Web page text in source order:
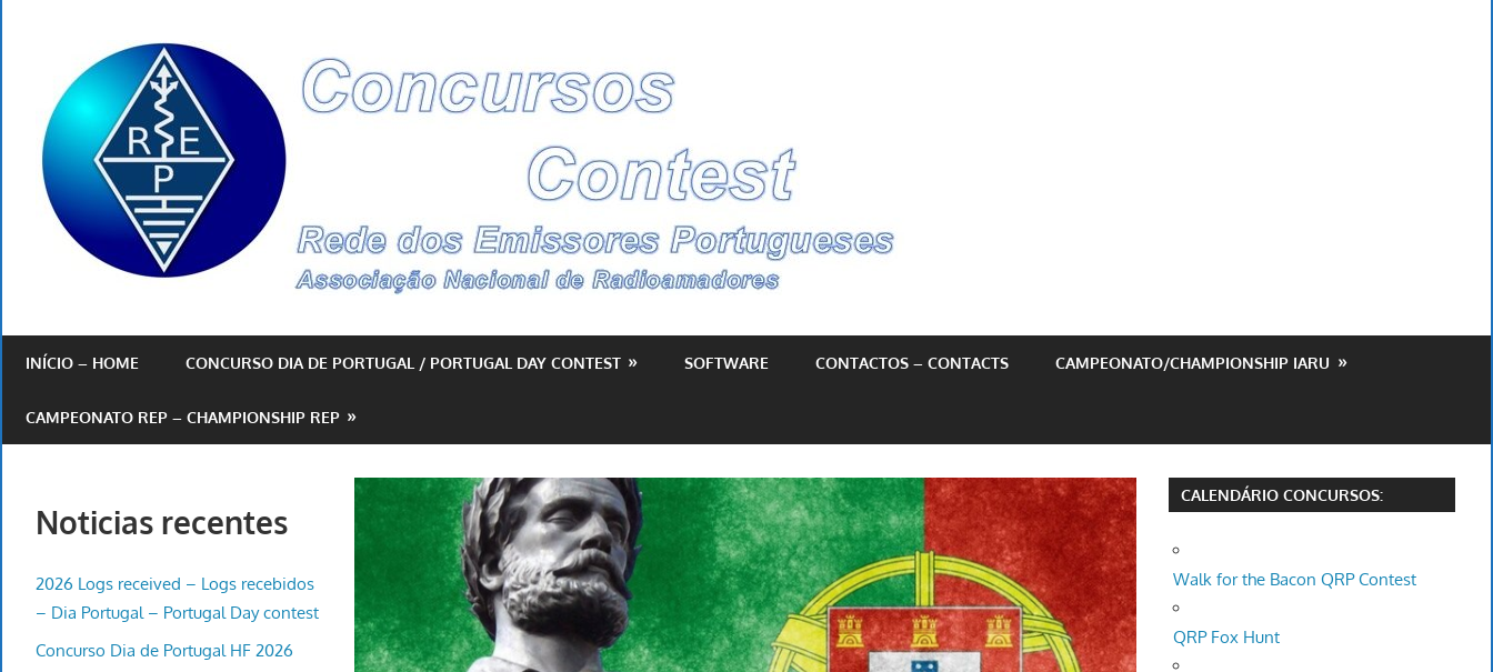
INÍCIO – HOME CONCURSO DIA DE PORTUGAL / PORTUGAL DAY CONTEST SOFTWARE CONTACTOS – CONTACTS CAMPEONATO/CHAMPIONSHIP IARU
CAMPEONATO REP – CHAMPIONSHIP REP
Noticias recentes
2026 Logs received – Logs recebidos
– Dia Portugal – Portugal Day contest
Concurso Dia de Portugal HF 2026
CALENDÁRIO CONCURSOS:
Walk for the Bacon QRP Contest
QRP Fox Hunt